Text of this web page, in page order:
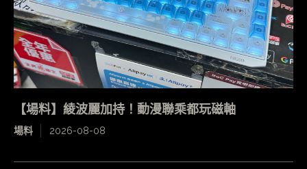
【場料】綾波麗加持！動漫聯乘都玩磁軸
場料 2026-08-08